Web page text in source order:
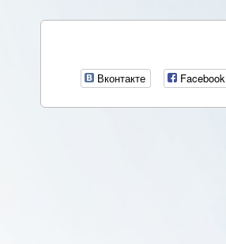
Вконтакте Facebook